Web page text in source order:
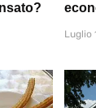
Luglio